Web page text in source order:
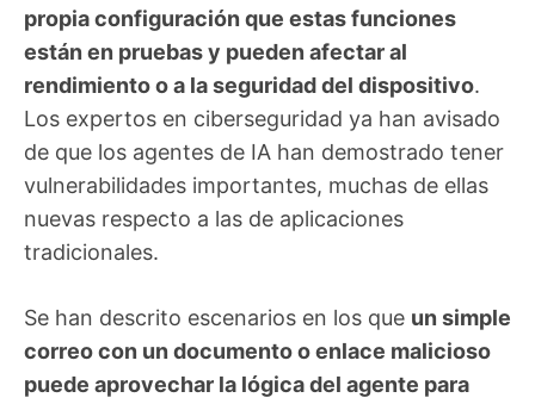
propia configuración que estas funciones
están en pruebas y pueden afectar al
rendimiento o a la seguridad del dispositivo.
Los expertos en ciberseguridad ya han avisado
de que los agentes de IA han demostrado tener
vulnerabilidades importantes, muchas de ellas
nuevas respecto a las de aplicaciones
tradicionales.
Se han descrito escenarios en los que un simple
correo con un documento o enlace malicioso
puede aprovechar la lógica del agente para